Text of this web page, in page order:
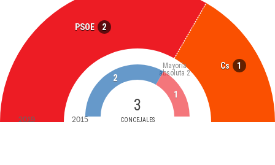
PSOE 2
Cs 1
3
CONCEJALES
Mayoría
absoluta 2
2
1
2019 2015